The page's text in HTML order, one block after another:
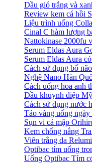
Dầu gió trắng và
Review kem cá hồi
Liệu trình uống
Cinal C hàm lượng
Nattokinase 2000fu
Serum Eldas Aura
Serum Eldas Aura
Cách sử dụng bổ
Nghệ Nano Hàn
Cách uống hoa anh
Dầu khuynh diệp
Cách sử dụng nước
Tảo vàng uống ngày
Sụn vi cá mập
Kem chống nắng
Viên trắng da
Optibac tím uống
Uống Optibac Tím